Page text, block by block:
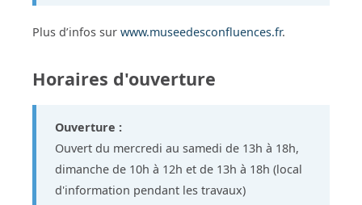
Plus d’infos sur www.museedesconfluences.fr.
Horaires d'ouverture
Ouverture :
Ouvert du mercredi au samedi de 13h à 18h,
dimanche de 10h à 12h et de 13h à 18h (local
d'information pendant les travaux)